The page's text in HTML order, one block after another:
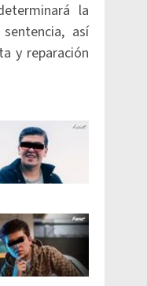
la
así
y reparación